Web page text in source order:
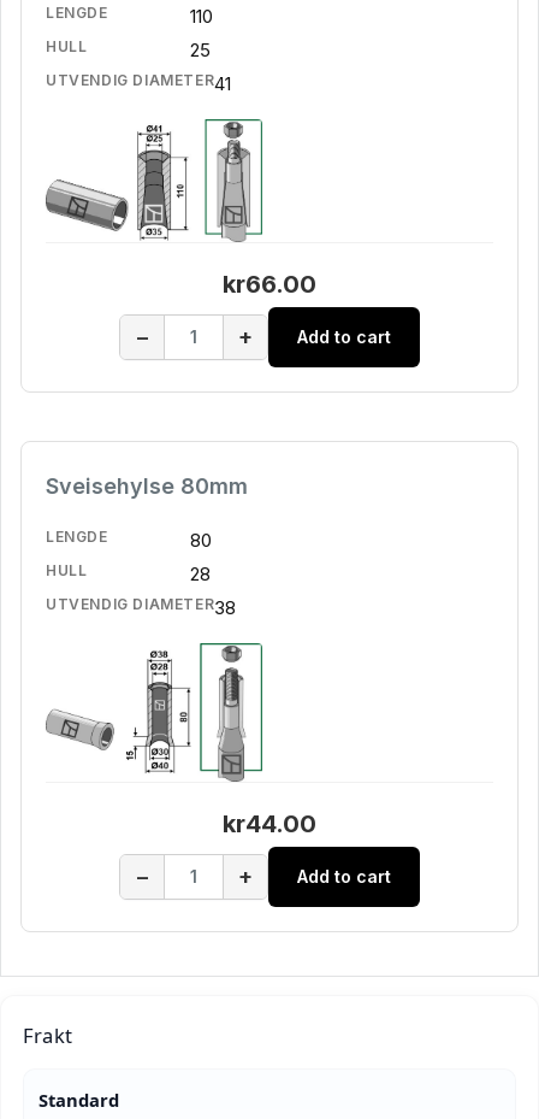
LENGDE 110
HULL 25
UTVENDIG DIAMETER41
kr66.00
− + Add to cart
Sveisehylse 80mm
LENGDE 80
HULL 28
UTVENDIG DIAMETER38
kr44.00
− + Add to cart
Frakt
Standard